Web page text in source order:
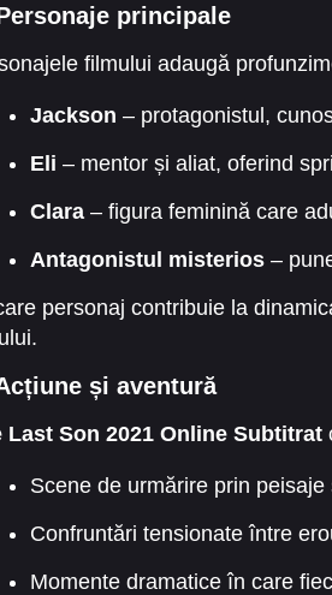
principale
filmului adaugă
Jackson – protagonistul,
Eli – mentor și aliat, oferind
Clara– figura feminină care
Antagonistul misterios–
personaj contribuie la
și aventură
Last Son 2021 Online Subtitrat
Scene de urmărire prin
Confruntări tensionate între
Momente dramatice în care